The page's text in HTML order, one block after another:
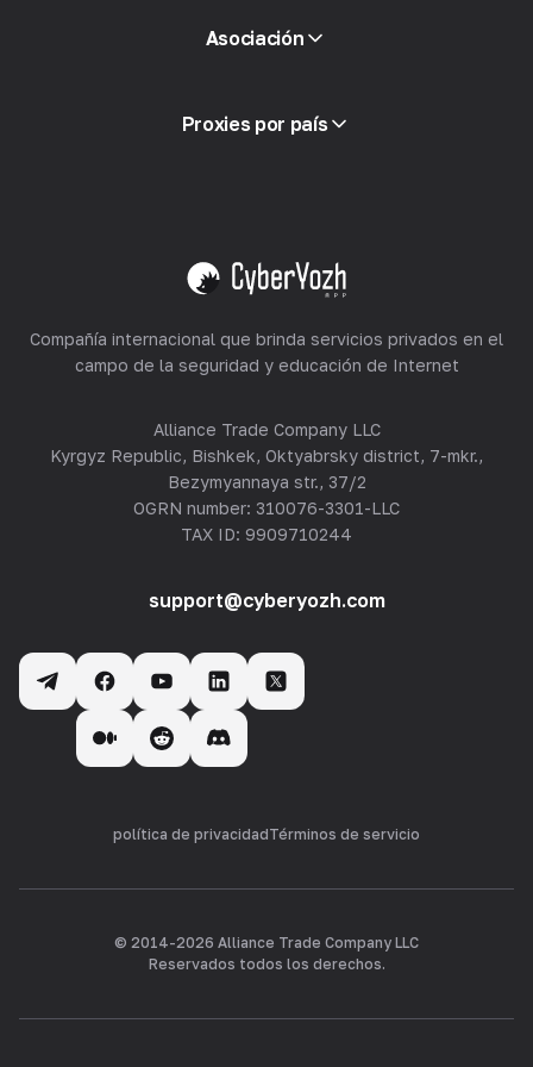
Acceso a la API
Asociación
Programa de socios
Reventa
Proxies por país
Ver todo
Compañía internacional que brinda servicios privados en el
campo de la seguridad y educación de Internet
Alliance Trade Company LLC
Kyrgyz Republic, Bishkek, Oktyabrsky district, 7-mkr.,
Bezymyannaya str., 37/2
OGRN number: 310076-3301-LLC
TAX ID: 9909710244
support@cyberyozh.com
política de privacidadTérminos de servicio
© 2014-2026 Alliance Trade Company LLC
Reservados todos los derechos.